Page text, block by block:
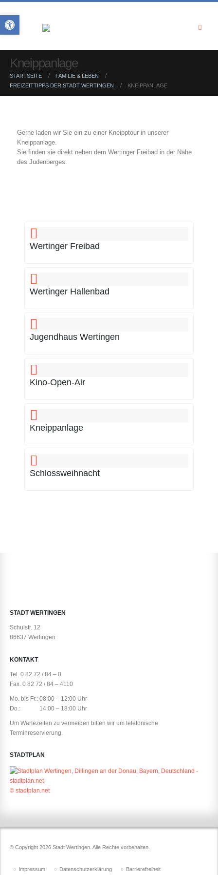
Kneippanlage
STARTSEITE
FAMILIE & LEBEN
FREIZEITTIPPS DER STADT WERTINGEN
KNEIPPANLAGE
Gerne laden wir Sie ein zu einer Kneipptour in unserer
Kneippanlage.
Sie finden sie direkt neben dem Wertinger Freibad in der Nähe
des Judenberges.
Wertinger Freibad
Wertinger Hallenbad
Jugendhaus Wertingen
Kino-Open-Air
Kneippanlage
Schlossweihnacht
STADT WERTINGEN
Schulstr. 12
86637 Wertingen
KONTAKT
Tel. 0 82 72 / 84 – 0
Fax. 0 82 72 / 84 – 4110
Mo. bis Fr.: 08:00 – 12:00 Uhr
Do.: 14:00 – 18:00 Uhr
Um Wartezeiten zu vermeiden bitten wir um telefonische
Terminreservierung.
STADTPLAN
© stadtplan.net
© Copyright 2026 Stadt Wertingen. Alle Rechte vorbehalten.
Impressum Datenschutzerklärung Barrierefreiheit
Open toolbar